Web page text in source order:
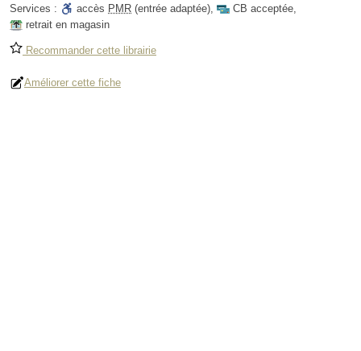
Services :
accès PMR (entrée adaptée), CB acceptée,
retrait en magasin
Recommander cette librairie
Améliorer cette fiche